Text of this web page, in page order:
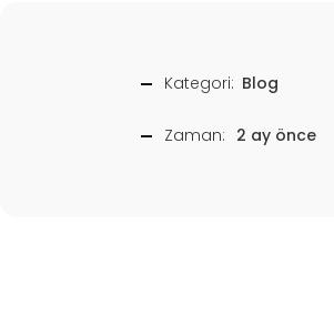
Kategori: Blog
Zaman: 2 ay önce